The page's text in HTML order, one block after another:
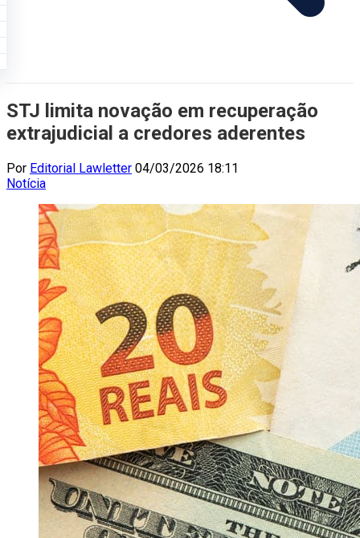
STJ limita novação em recuperação
extrajudicial a credores aderentes
Por Editorial Lawletter 04/03/2026 18:11
Notícia